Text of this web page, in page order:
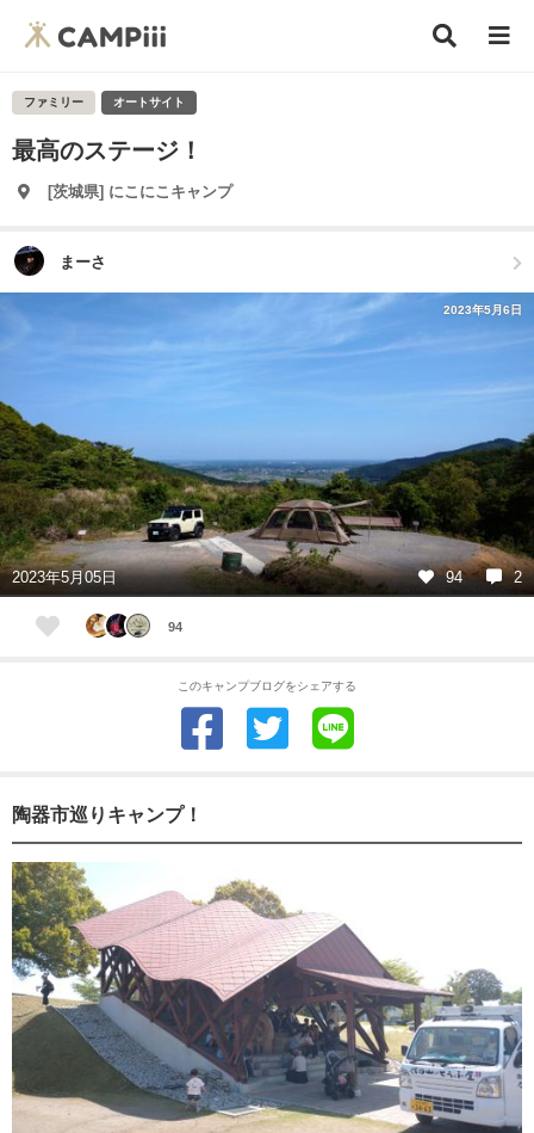
ファミリー オートサイト
最高のステージ！
[茨城県] にこにこキャンプ
まーさ
2023年5月6日
2023年5月05日 94 2
94
このキャンプブログをシェアする
陶器市巡りキャンプ！